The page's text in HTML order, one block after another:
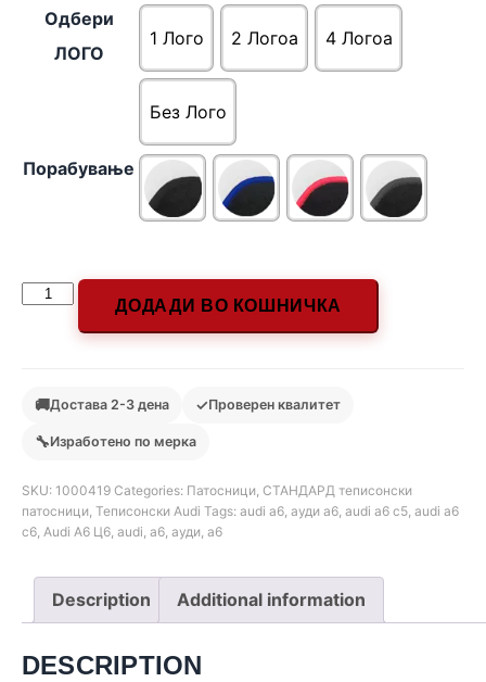
Одбери
ЛОГО
1 Лого 2 Логоa 4 Логоa
Без Лого
Порабување
ДОДАДИ ВО КОШНИЧКА
🚚Достава 2-3 дена ✓Проверен квалитет
🔧Изработено по мерка
SKU: 1000419 Categories: Патосници, СТАНДАРД теписонски
патосници, Теписонски Audi Tags: audi a6, ауди а6, audi a6 c5, audi a6
c6, Audi A6 Ц6, audi, a6, ауди, а6
Description Additional information
DESCRIPTION